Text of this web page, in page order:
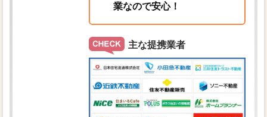
業なので安心！
主な提携業者